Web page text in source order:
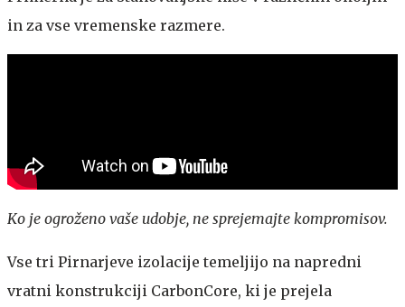
in za vse vremenske razmere.
Ko je ogroženo vaše udobje, ne sprejemajte kompromisov.
Vse tri Pirnarjeve izolacije temeljijo na napredni
vratni konstrukciji CarbonCore, ki je prejela